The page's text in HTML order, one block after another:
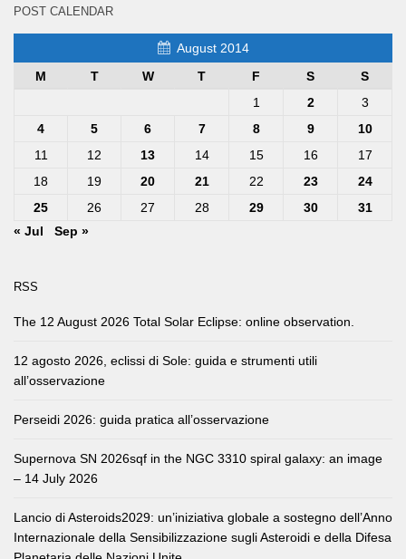
POST CALENDAR
August 2014
M
T W T F S
S
1
2
3
4
5 6 7 8 9
10
11
12 13 14 15 16
17
18
19 20 21 22 23
24
25
26 27 28 29 30
31
« Jul
Sep »
RSS
The 12 August 2026 Total Solar Eclipse: online observation.
12 agosto 2026, eclissi di Sole: guida e strumenti utili
all’osservazione
Perseidi 2026: guida pratica all’osservazione
Supernova SN 2026sqf in the NGC 3310 spiral galaxy: an image
– 14 July 2026
Lancio di Asteroids2029: un’iniziativa globale a sostegno dell’Anno
Internazionale della Sensibilizzazione sugli Asteroidi e della Difesa